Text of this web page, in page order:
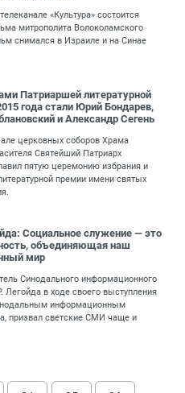
«Культура» состоится
митрополита Волоколамского
снимался в Израиле и на Синае
Патриаршей литературной
года стали Юрий Бондарев,
и Александр Сегень
церковных соборов Храма
Святейший Патриарх
пятую церемонию избрания и
премии имени святых
Социальное служение — это
объединяющая наш
мир
Синодального информационного
Легойда в ходе своего выступления
информационным
призвал светские СМИ чаще и